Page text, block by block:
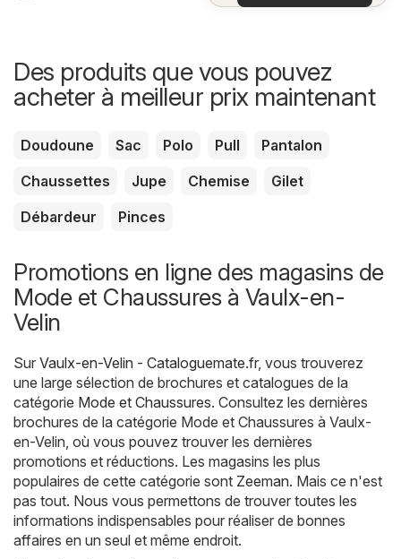
Des produits que vous pouvez
acheter à meilleur prix maintenant
Doudoune Sac Polo Pull
Pantalon
Chaussettes
Jupe Chemise
Gilet
Débardeur
Pinces
Promotions en ligne des magasins de
Mode et Chaussures à Vaulx-en-
Velin
Sur Vaulx-en-Velin - Cataloguemate.fr, vous trouverez
une large sélection de brochures et catalogues de la
catégorie Mode et Chaussures. Consultez les dernières
brochures de la catégorie Mode et Chaussures à Vaulx-
en-Velin, où vous pouvez trouver les dernières
promotions et réductions. Les magasins les plus
populaires de cette catégorie sont Zeeman. Mais ce n'est
pas tout. Nous vous permettons de trouver toutes les
informations indispensables pour réaliser de bonnes
affaires en un seul et même endroit.